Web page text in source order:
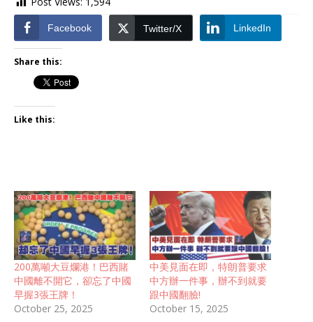
Facebook Twitter/X LinkedIn
Share this:
Like this:
200萬噸大豆爛港！巴西賭
中國離不開它，卻忘了中國
早握3張王牌！
October 25, 2025
中美見面在即，特朗普要求
中方辦一件事，辦不到就要
跟中國翻臉!
October 15, 2025